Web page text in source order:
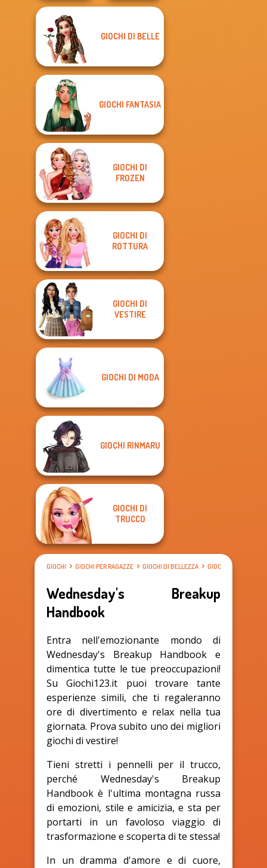
Ellie's Morning
Routine
Samurai Spirit
GIOCHI DI BELLE
GIOCHI FANTASIA
GIOCHI DI
FROZEN
GIOCHI DI
ROTTURA
GIOCHI DI
VESTIRE
GIOCHI DI MODA
GIOCHI RINMARU
GIOCHI DI
TRUCCO
GIOCHI GIOCHI PER RAGAZZE GIOCHI DI BELLEZZA GIOCHI DI VESTIRE
Wednesday's Breakup
Handbook
Entra nell'emozionante mondo di
Wednesday's Breakup Handbook e
dimentica tutte le tue preoccupazioni!
Su Giochi123.it puoi trovare tante
esperienze simili, che ti regaleranno
ore di divertimento e relax nella tua
giornata. Prova subito uno dei migliori
giochi di vestire!
Tieni stretti i pennelli per il trucco,
perché Wednesday's Breakup
Handbook è l'ultima montagna russa
di emozioni, stile e amicizia, e sta per
portarti in un favoloso viaggio di
trasformazione e scoperta di te stessa!
In un dramma d'amore e di cuore,